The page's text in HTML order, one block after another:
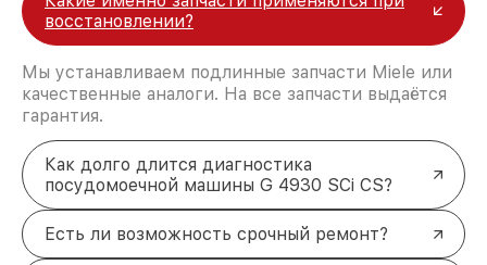
восстановлении?
Мы устанавливаем подлинные запчасти Miele или
качественные аналоги. На все запчасти выдаётся
гарантия.
Как долго длится диагностика
посудомоечной машины G 4930 SCi CS?
Есть ли возможность срочный ремонт?